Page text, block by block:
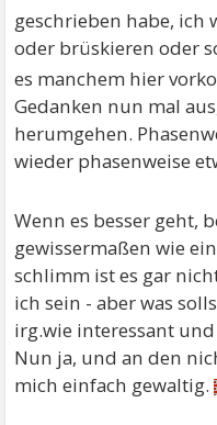
geschrieben habe, ich
oder brüskieren oder
es manchem hier
Gedanken nun mal
herumgehen.
wieder phasenweise
Wenn es besser geht,
gewissermaßen wie
schlimm ist es gar
ich sein - aber was
irg.wie interessant
Nun ja, und an den
mich einfach gewaltig.